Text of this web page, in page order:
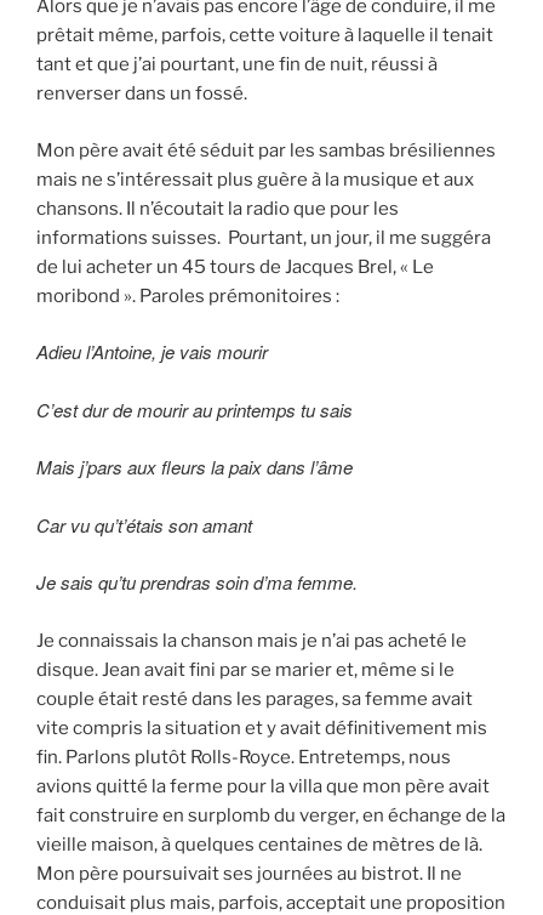
Alors que je n’avais pas encore l’âge de conduire, il me
prêtait même, parfois, cette voiture à laquelle il tenait
tant et que j’ai pourtant, une fin de nuit, réussi à
renverser dans un fossé.
Mon père avait été séduit par les sambas brésiliennes
mais ne s’intéressait plus guère à la musique et aux
chansons. Il n’écoutait la radio que pour les
informations suisses. Pourtant, un jour, il me suggéra
de lui acheter un 45 tours de Jacques Brel, « Le
moribond ». Paroles prémonitoires :
Adieu l’Antoine, je vais mourir
C’est dur de mourir au printemps tu sais
Mais j’pars aux fleurs la paix dans l’âme
Car vu qu’t’étais son amant
Je sais qu’tu prendras soin d’ma femme.
Je connaissais la chanson mais je n’ai pas acheté le
disque. Jean avait fini par se marier et, même si le
couple était resté dans les parages, sa femme avait
vite compris la situation et y avait définitivement mis
fin. Parlons plutôt Rolls-Royce. Entretemps, nous
avions quitté la ferme pour la villa que mon père avait
fait construire en surplomb du verger, en échange de la
vieille maison, à quelques centaines de mètres de là.
Mon père poursuivait ses journées au bistrot. Il ne
conduisait plus mais, parfois, acceptait une proposition